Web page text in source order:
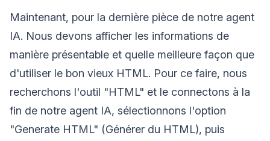
Maintenant, pour la dernière pièce de notre agent
IA. Nous devons afficher les informations de
manière présentable et quelle meilleure façon que
d'utiliser le bon vieux HTML. Pour ce faire, nous
recherchons l'outil "HTML" et le connectons à la
fin de notre agent IA, sélectionnons l'option
"Generate HTML" (Générer du HTML), puis